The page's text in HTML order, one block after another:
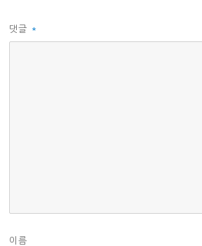
댓글 *
이름